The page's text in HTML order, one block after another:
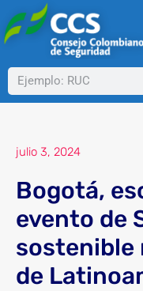
al
contenido
Buscar
julio 3, 2024
Bogotá,
evento de
sostenible
de